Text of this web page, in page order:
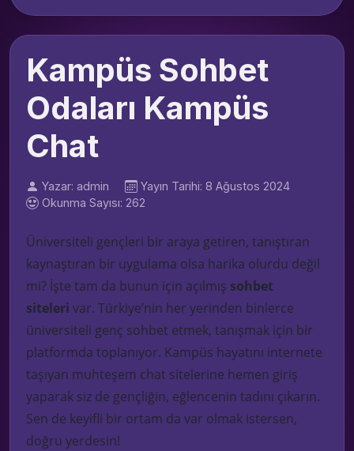
Kampüs Sohbet
Odaları Kampüs
Chat
Yazar: admin
Yayın Tarihi: 8 Ağustos 2024
Okunma Sayısı: 262
Üniversiteli gençleri bir araya getiren, tanıştıran
kaynaştıran bir uygulama olsa harika olurdu değil
mi? İşte tam da bunun için açılmış sohbet
siteleri var. Türkiye’nin her yerinden binlerce
üniversiteli genç sohbet etmek, tanışmak için bir
platformda toplanıyor. Kampüs hayatını internete
taşıyan muhteşem chat sitelerine hemen giriş
yaparak siz de gençliğin, eğlencenin tadını çıkarın.
Sen de keyifli bir ortam da var olmak istersen,
doğru yerdesin!